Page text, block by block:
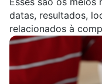
datas, resultados,
relacionados à